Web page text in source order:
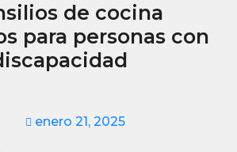
de cocina
para personas con
enero 21, 2025